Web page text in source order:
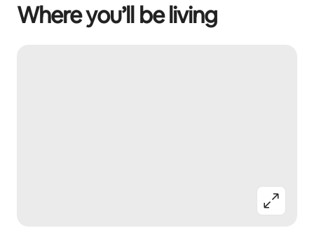
Where you’ll be living